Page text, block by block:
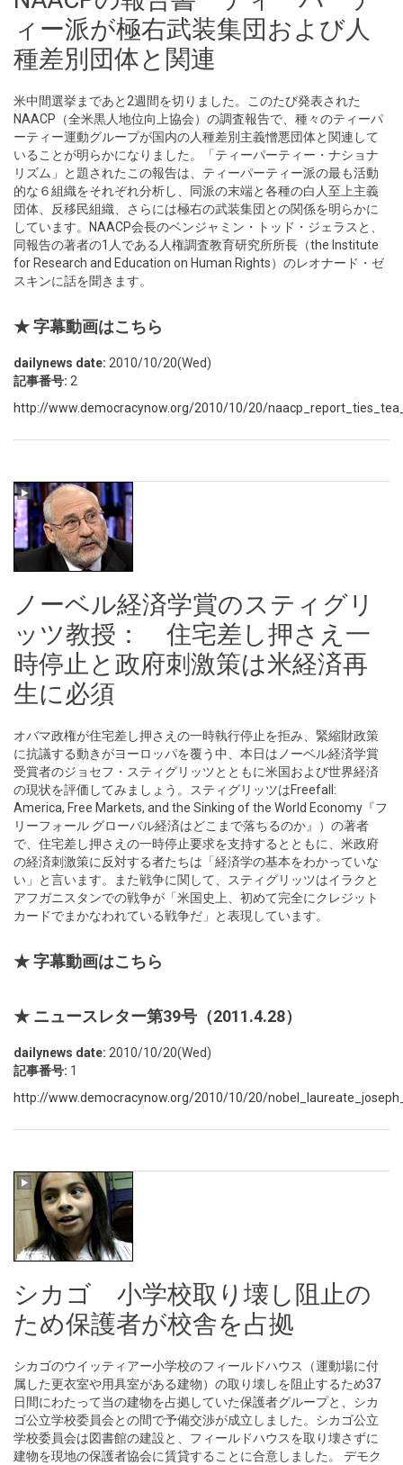
ィー派が極右武装集団および人
種差別団体と関連
米中間選挙まであと2週間を切りました。このたび発表された
NAACP（全米黒人地位向上協会）の調査報告で、種々のティーパ
ーティー運動グループが国内の人種差別主義憎悪団体と関連して
いることが明らかになりました。「ティーパーティー・ナショナ
リズム」と題されたこの報告は、ティーパーティー派の最も活動
的な６組織をそれぞれ分析し、同派の末端と各種の白人至上主義
団体、反移民組織、さらには極右の武装集団との関係を明らかに
しています。NAACP会長のベンジャミン・トッド・ジェラスと、
同報告の著者の1人である人権調査教育研究所所長（the Institute
for Research and Education on Human Rights）のレオナード・ゼ
スキンに話を聞きます。
★ 字幕動画はこちら
dailynews date: 2010/10/20(Wed)
記事番号: 2
http://www.democracynow.org/2010/10/20/
ノーベル経済学賞のスティグリ
ッツ教授： 住宅差し押さえ一
時停止と政府刺激策は米経済再
生に必須
オバマ政権が住宅差し押さえの一時執行停止を拒み、緊縮財政策
に抗議する動きがヨーロッパを覆う中、本日はノーベル経済学賞
受賞者のジョセフ・スティグリッツとともに米国および世界経済
の現状を評価してみましょう。スティグリッツはFreefall:
America, Free Markets, and the Sinking of the World Economy『フ
リーフォール グローバル経済はどこまで落ちるのか』）の著者
で、住宅差し押さえの一時停止要求を支持するとともに、米政府
の経済刺激策に反対する者たちは「経済学の基本をわかっていな
い」と言います。また戦争に関して、スティグリッツはイラクと
アフガニスタンでの戦争が「米国史上、初めて完全にクレジット
カードでまかなわれている戦争だ」と表現しています。
★ 字幕動画はこちら
★ ニュースレター第39号（2011.4.28）
dailynews date: 2010/10/20(Wed)
記事番号: 1
http://www.democracynow.org/2010/10/20/
シカゴ 小学校取り壊し阻止の
ため保護者が校舎を占拠
シカゴのウイッティアー小学校のフィールドハウス（運動場に付
属した更衣室や用具室がある建物）の取り壊しを阻止するため37
日間にわたって当の建物を占拠していた保護者グループと、シカ
ゴ公立学校委員会との間で予備交渉が成立しました。シカゴ公立
学校委員会は図書館の建設と、フィールドハウスを取り壊さずに
建物を現地の保護者協会に賃貸することに合意しました。 デモク